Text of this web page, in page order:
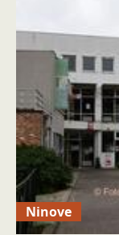
Ninove